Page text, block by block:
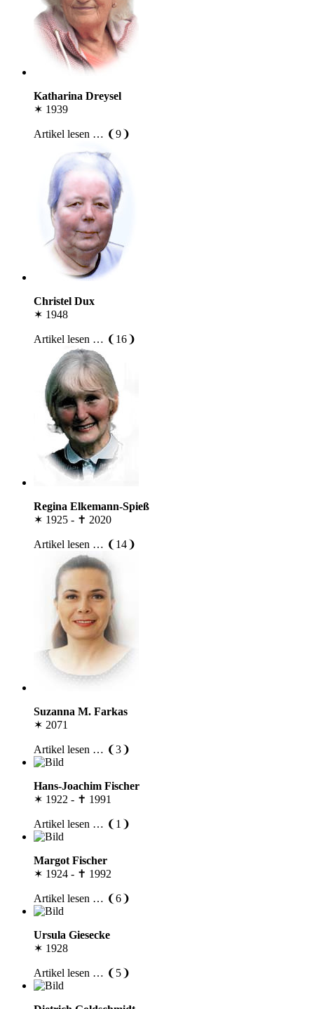
Katharina Dreysel
✶ 1939
Artikel lesen … ❨9❩
Christel Dux
✶ 1948
Artikel lesen … ❨16❩
Regina Elkemann-Spieß
✶ 1925 - ✝ 2020
Artikel lesen … ❨14❩
Suzanna M. Farkas
✶ 2071
Artikel lesen … ❨3❩
Hans-Joachim Fischer
✶ 1922 - ✝ 1991
Artikel lesen … ❨1❩
Margot Fischer
✶ 1924 - ✝ 1992
Artikel lesen … ❨6❩
Ursula Giesecke
✶ 1928
Artikel lesen … ❨5❩